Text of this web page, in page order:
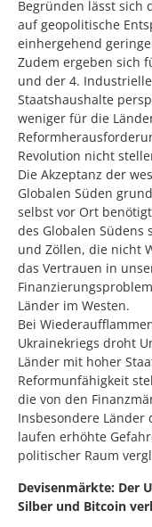
Begründen lässt sich
auf geopolitische
einhergehend
Zudem ergeben sich
und der 4.
Staatshaushalte
weniger für die
Revolution nicht
Die Akzeptanz der
Globalen Süden
selbst vor Ort
des Globalen Südens
und Zöllen, die nicht
das Vertrauen in
Länder im Westen.
Bei
Ukrainekriegs droht
Länder mit hoher
Reformunfähigkeit
die von den
Insbesondere Länder
laufen erhöhte
politischer Raum
Devisenmärkte: Der
Silber und Bitcoin